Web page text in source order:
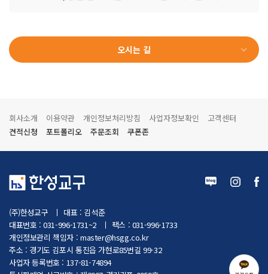
오시는 길
회사소개 이용약관 개인정보처리방침 사업자정보확인
고객센터
견적신청
포트폴리오 주문조회 쿠폰존
(주)한성교구
대표 : 김석준
대표번호 : 031-996-1731~2
팩스 : 031-996-1733
개인정보관리 책임자 : master@hsgg.co.kr
주소 : 경기도 김포시 통진읍 가현로85번길 99-32
사업자 등록번호 : 137-81-74894